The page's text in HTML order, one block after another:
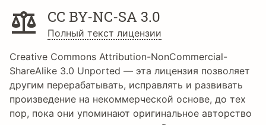
CC BY-NC-SA 3.0
Полный текст лицензии
Creative Commons Attribution-NonCommercial-
ShareAlike 3.0 Unported — эта лицензия позволяет
другим перерабатывать, исправлять и развивать
произведение на некоммерческой основе, до тех
пор, пока они упоминают оригинальное авторство